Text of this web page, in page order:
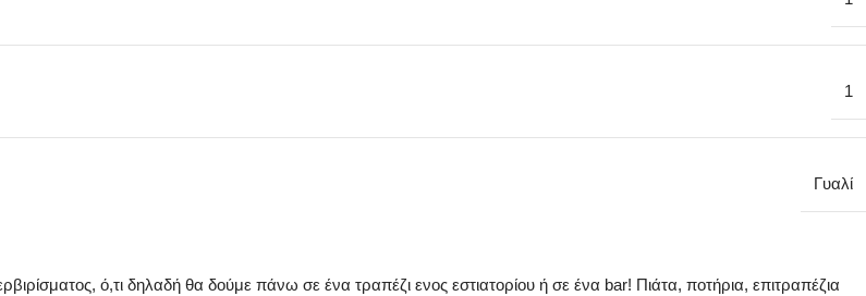
1
Γυαλί
ό,τι δηλαδή θα δούμε πάνω σε ένα τραπέζι ενος εστιατορίου ή σε ένα bar! Πιάτα, ποτήρια, επιτραπέζια